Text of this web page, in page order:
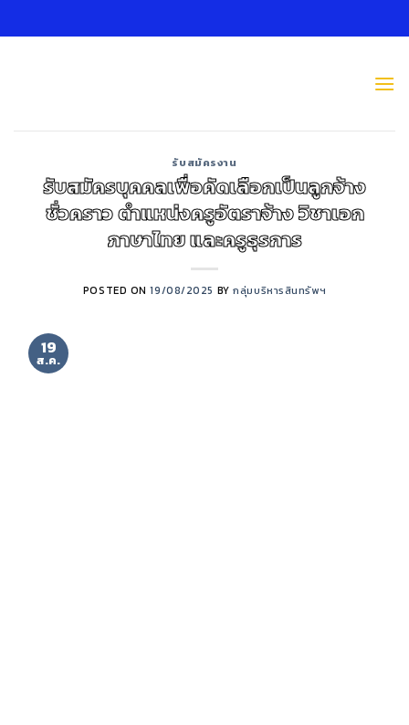
to
รับสมัครงาน
รับสมัครบุคคลเพื่อคัดเลือกเป็นลูกจ้าง
ชั่วคราว ตำแหน่งครูอัตราจ้าง วิชาเอก
ภาษาไทย และครูธุรการ
POSTED ON19/08/2025 BYกลุ่มบริหารสินทรัพฯ
19
ส.ค.